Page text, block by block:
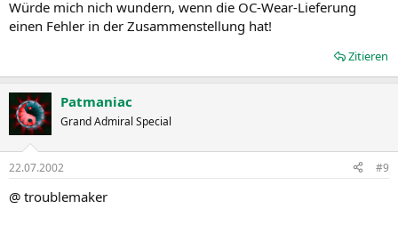
Würde mich nich wundern, wenn die OC-Wear-Lieferung
einen Fehler in der Zusammenstellung hat!
Zitieren
Patmaniac
Grand Admiral Special
22.07.2002 #9
@ troublemaker